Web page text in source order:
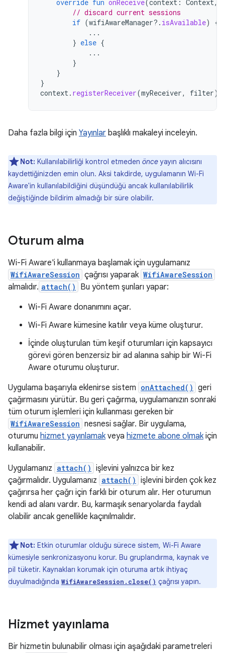
override fun onReceive(context : Context,
// discard current sessions
if (wifiAwareManager?. isAvailable)
{
...
} else {
...
}
}
}
context. registerReceiver(myReceiver, filter)
Daha fazla bilgi için Yayınlar başlıklı makaleyi inceleyin.
Not: Kullanılabilirliği kontrol etmeden önceyayın alıcısını
kaydettiğinizden emin olun. Aksi takdirde, uygulamanın Wi-Fi
Aware'in kullanılabildiğini düşündüğü ancak kullanılabilirlik
değiştiğinde bildirim almadığı bir süre olabilir.
Oturum alma
Wi-Fi Aware'i kullanmaya başlamak için uygulamanız
WifiAwareSession çağrısı yaparak WifiAwareSession
almalıdır. attach()
Bu yöntem şunları yapar:
Wi-Fi Aware donanımını açar.
Wi-Fi Aware kümesine katılır veya küme oluşturur.
İçinde oluşturulan tüm keşif oturumları için kapsayıcı
görevi gören benzersiz bir ad alanına sahip bir Wi-Fi
Aware oturumu oluşturur.
Uygulama başarıyla eklenirse sistem onAttached() geri
çağırmasını yürütür. Bu geri çağırma, uygulamanızın sonraki
tüm oturum işlemleri için kullanması gereken bir
WifiAwareSession nesnesi sağlar. Bir uygulama,
oturumu hizmet yayınlamakveya hizmete abone olmakiçin
kullanabilir.
Uygulamanız attach() işlevini yalnızca bir kez
çağırmalıdır. Uygulamanız attach() işlevini birden çok kez
çağırırsa her çağrı için farklı bir oturum alır. Her oturumun
kendi ad alanı vardır. Bu, karmaşık senaryolarda faydalı
olabilir ancak genellikle kaçınılmalıdır.
Not: Etkin oturumlar olduğu sürece sistem, Wi-Fi Aware
kümesiyle senkronizasyonu korur. Bu gruplandırma, kaynak ve
pil tüketir. Kaynakları korumak için oturuma artık ihtiyaç
duyulmadığında WifiAwareSession.close() çağrısı yapın.
Hizmet yayınlama
Bir hizmetin bulunabilir olması için aşağıdaki parametreleri